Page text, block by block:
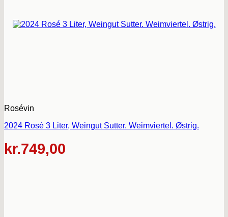
Rosévin
2024 Rosé 3 Liter, Weingut Sutter. Weimviertel. Østrig.
kr.749,00